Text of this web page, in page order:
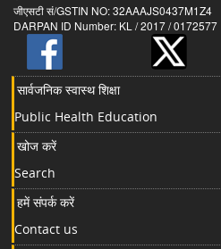
जीएसटी सं/GSTIN NO:
DARPAN ID Number: KL / 2017 / 0172577
सार्वजनिक स्वास्थ शिक्षा
Public Health Education
खोज करें
Search
हमें संपर्क करें
Contact us